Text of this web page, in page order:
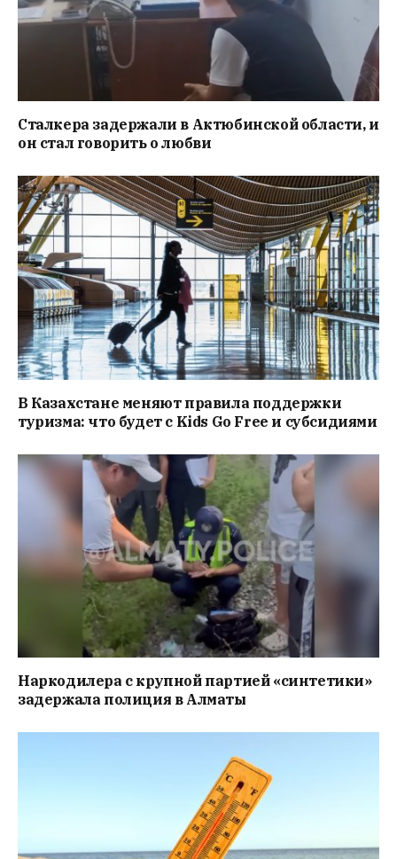
Сталкера задержали в Актюбинской области, и
он стал говорить о любви
В Казахстане меняют правила поддержки
туризма: что будет с Kids Go Free и субсидиями
Наркодилера с крупной партией «синтетики»
задержала полиция в Алматы